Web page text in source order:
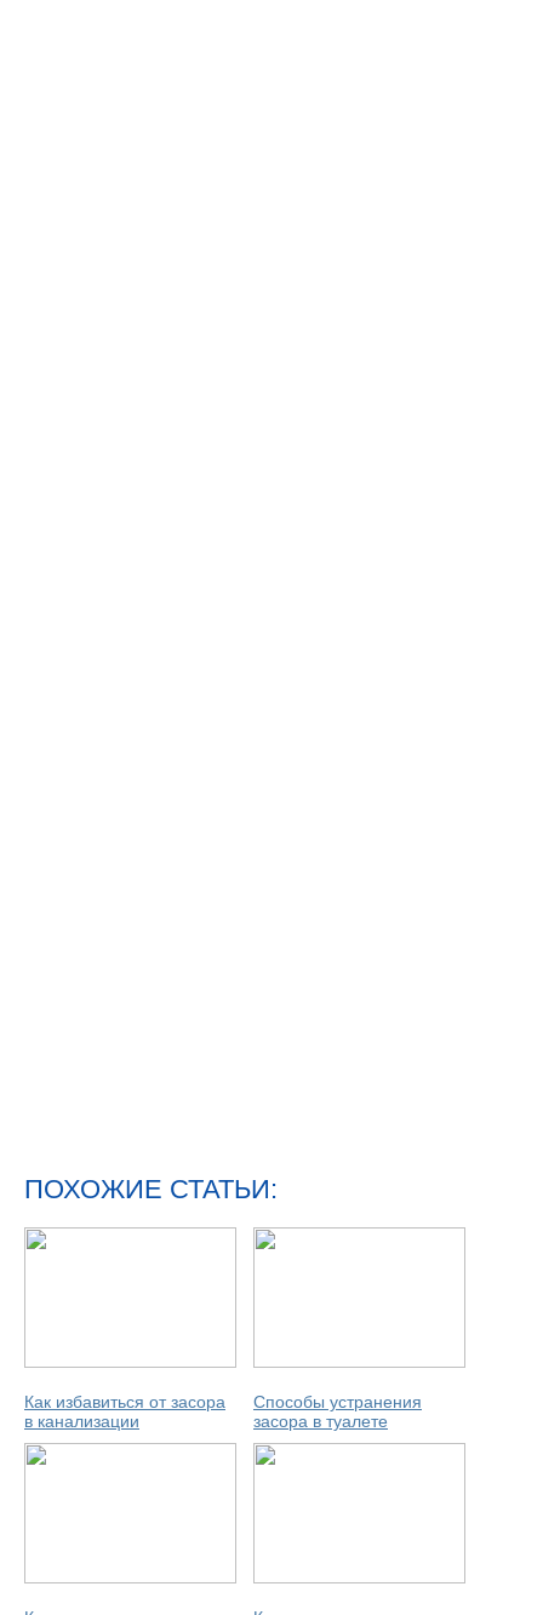
ПОХОЖИЕ СТАТЬИ:
Как избавиться от засора
в канализации
Способы устранения
засора в туалете